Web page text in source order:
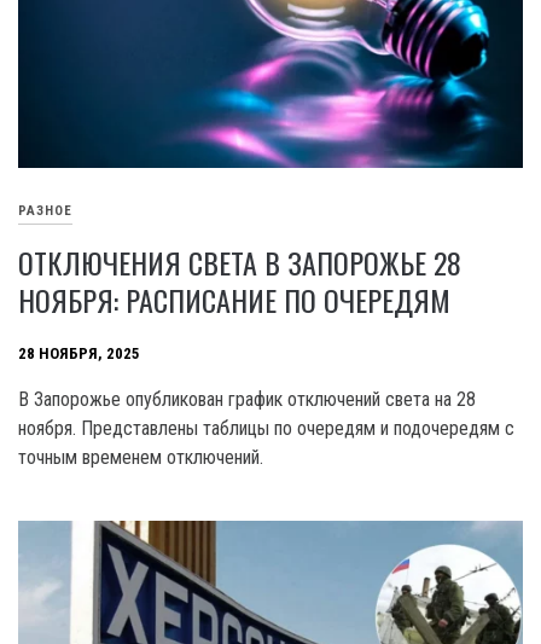
РАЗНОЕ
ОТКЛЮЧЕНИЯ СВЕТА В ЗАПОРОЖЬЕ 28
НОЯБРЯ: РАСПИСАНИЕ ПО ОЧЕРЕДЯМ
28 НОЯБРЯ, 2025
В Запорожье опубликован график отключений света на 28
ноября. Представлены таблицы по очередям и подочередям с
точным временем отключений.